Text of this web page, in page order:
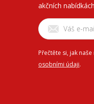
akčních
Přečtěte si, jak
osobními údaji.